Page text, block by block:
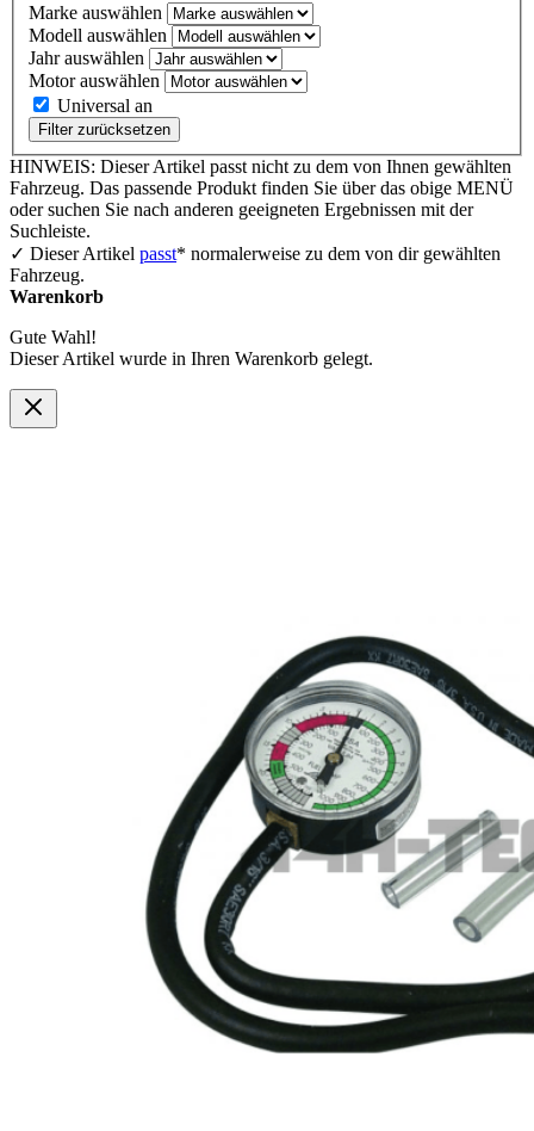
Marke auswählen
Modell auswählen
Jahr auswählen
Motor auswählen
Universal an
Filter zurücksetzen
HINWEIS: Dieser Artikel passt nicht zu dem von Ihnen gewählten
Fahrzeug. Das passende Produkt finden Sie über das obige MENÜ
oder suchen Sie nach anderen geeigneten Ergebnissen mit der
Suchleiste.
✓ Dieser Artikel passt* normalerweise zu dem von dir gewählten
Fahrzeug.
Warenkorb
Gute Wahl!
Dieser Artikel wurde in Ihren Warenkorb gelegt.